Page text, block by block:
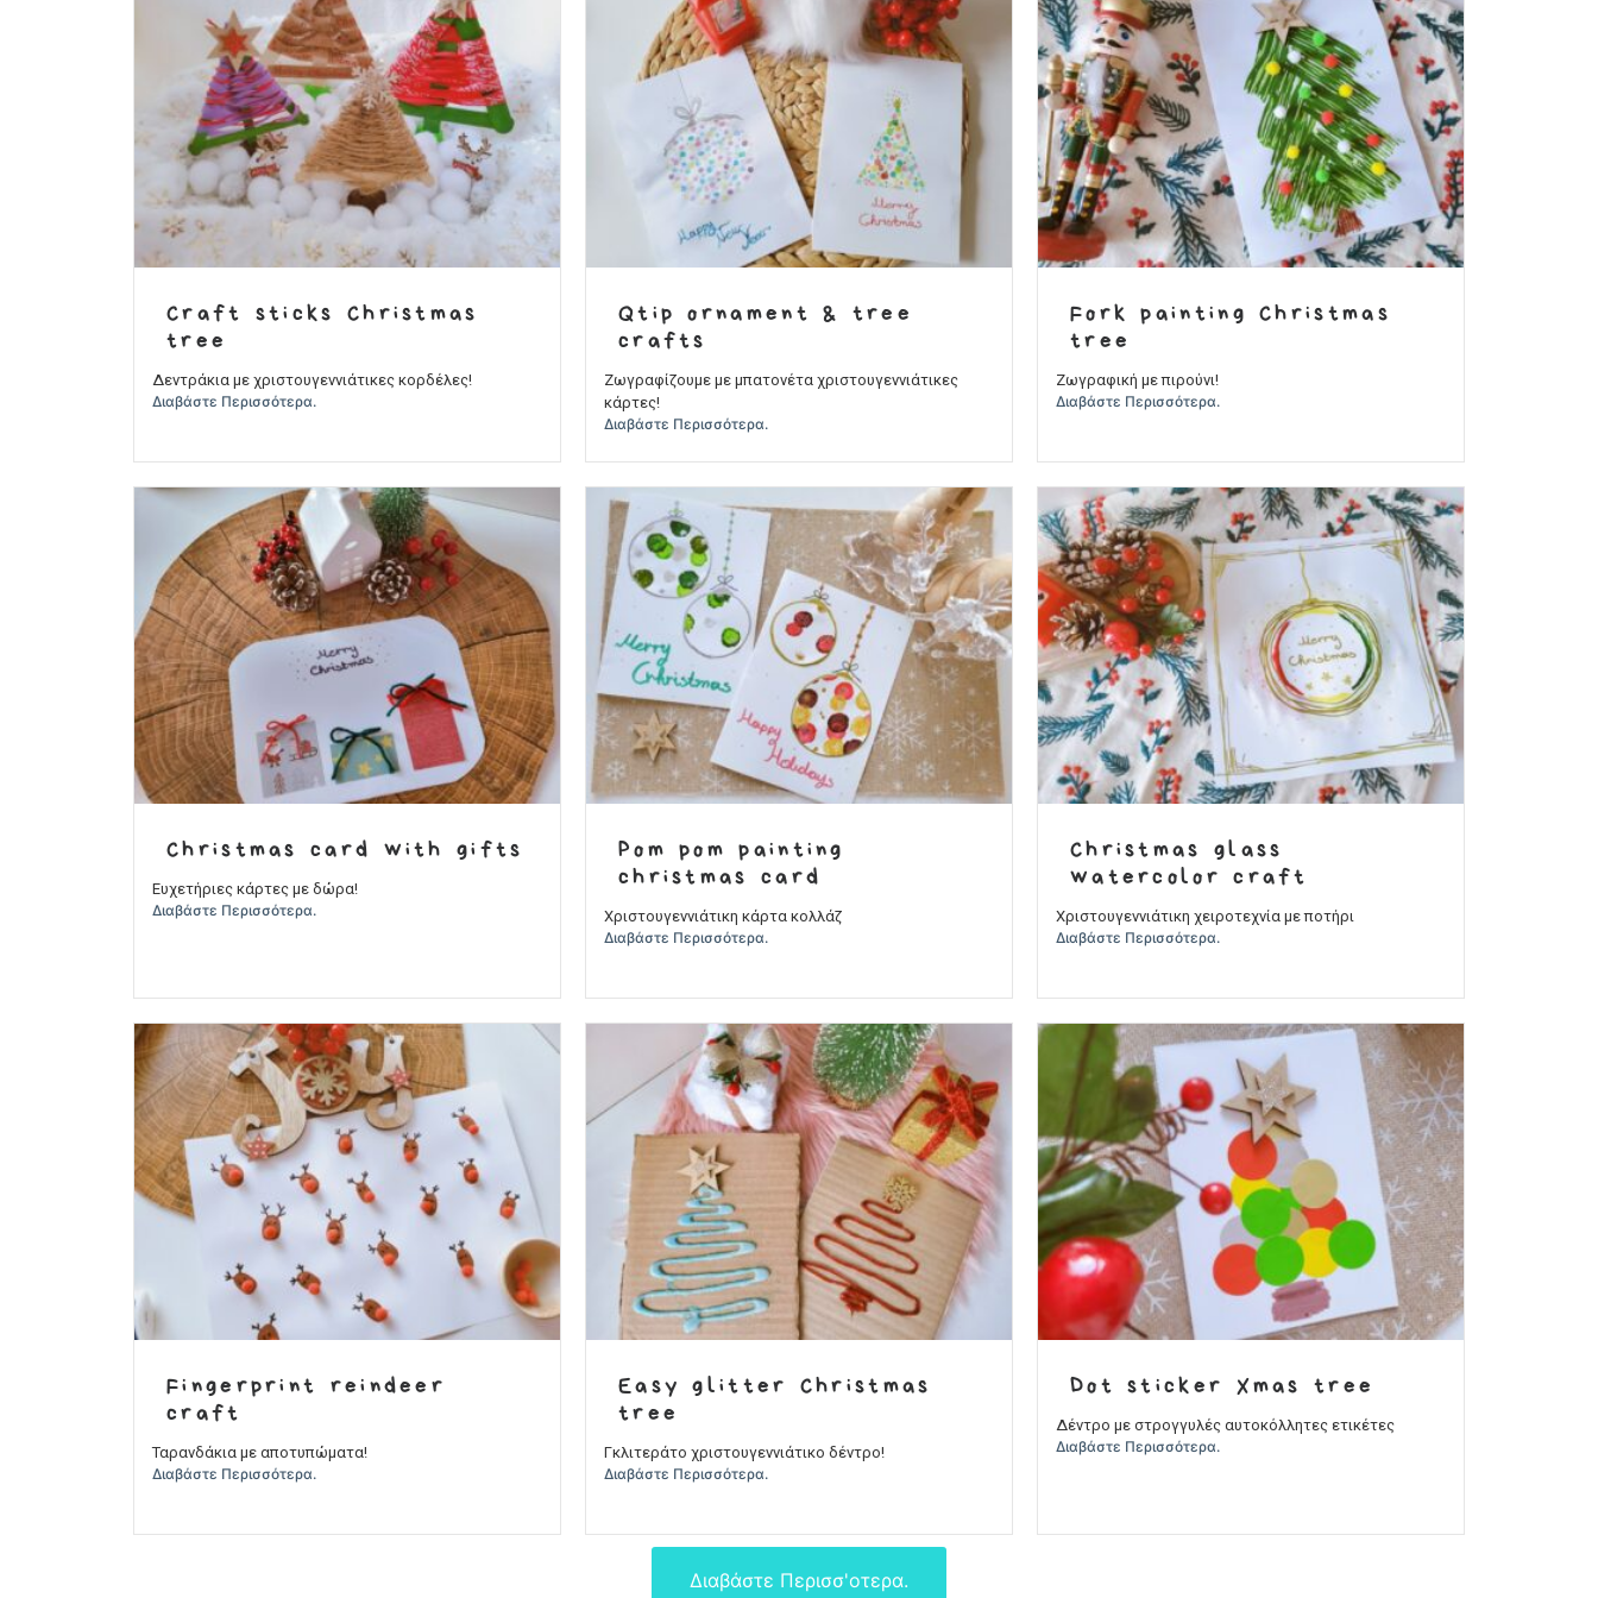
Craft sticks Christmas
tree
Δεντράκια με χριστουγεννιάτικες κορδέλες!
Διαβάστε Περισσότερα.
Qtip ornament & tree
crafts
Ζωγραφίζουμε με μπατονέτα χριστουγεννιάτικες
κάρτες!
Διαβάστε Περισσότερα.
Fork painting Christmas
tree
Ζωγραφική με πιρούνι!
Διαβάστε Περισσότερα.
Christmas card with gifts
Ευχετήριες κάρτες με δώρα!
Διαβάστε Περισσότερα.
Pom pom painting
christmas card
Χριστουγεννιάτικη κάρτα κολλάζ
Διαβάστε Περισσότερα.
Christmas glass
watercolor craft
Χριστουγεννιάτικη χειροτεχνία με ποτήρι
Διαβάστε Περισσότερα.
Fingerprint reindeer
craft
Ταρανδάκια με αποτυπώματα!
Διαβάστε Περισσότερα.
Easy glitter Christmas
tree
Γκλιτεράτο χριστουγεννιάτικο δέντρο!
Διαβάστε Περισσότερα.
Dot sticker Xmas tree
Δέντρο με στρογγυλές αυτοκόλλητες ετικέτες
Διαβάστε Περισσότερα.
Διαβάστε Περισσ'οτερα.